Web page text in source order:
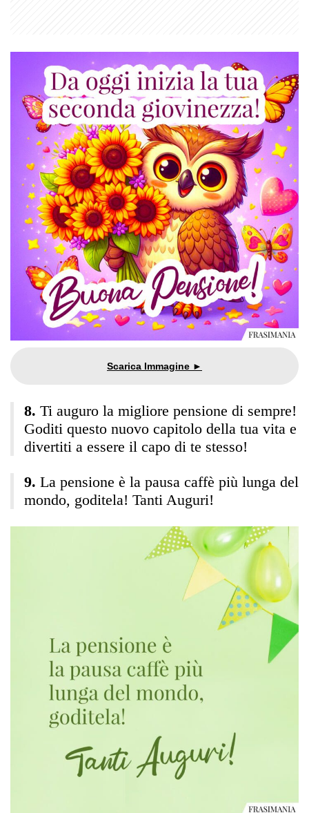
Ti auguro la migliore pensione di sempre!
Goditi questo nuovo capitolo della tua vita e
divertiti a essere il capo di te stesso!
La pensione è la pausa caffè più lunga del
mondo, goditela! Tanti Auguri!